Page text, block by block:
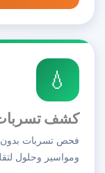
💧
كشف تسربات
فحص تسربات
ومواسير وحلول